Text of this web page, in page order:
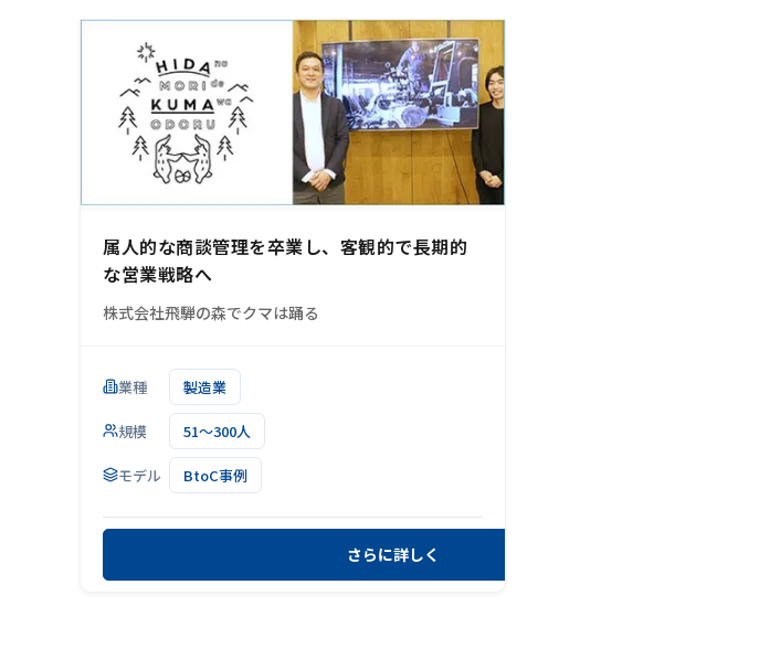
属人的な商談管理を卒業し、客観的で長期的
な営業戦略へ
株式会社飛騨の森でクマは踊る
業種 製造業
規模 51～300人
モデル BtoC事例
さらに詳しく